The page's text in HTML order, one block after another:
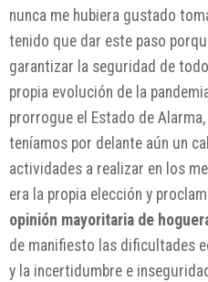
nunca me hubiera gustado
tenido que dar este paso
garantizar la seguridad de
propia evolución de la
prorrogue el Estado de
teníamos por delante aún un
actividades a realizar en los
era la propia elección y
opinión mayoritaria de
de manifiesto las dificultades
y la incertidumbre e